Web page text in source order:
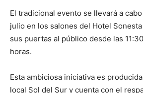
El tradicional evento se llevará a
julio en los salones del Hotel
sus puertas al público desde las
horas.
Esta ambiciosa iniciativa es
local Sol del Sur y cuenta con el